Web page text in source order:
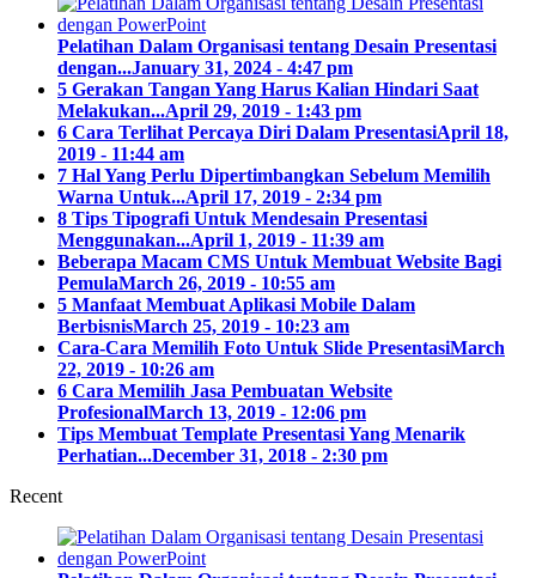
Pelatihan Dalam Organisasi tentang Desain Presentasi
dengan...January 31, 2024 - 4:47 pm
5 Gerakan Tangan Yang Harus Kalian Hindari Saat
Melakukan...April 29, 2019 - 1:43 pm
6 Cara Terlihat Percaya Diri Dalam PresentasiApril 18,
2019 - 11:44 am
7 Hal Yang Perlu Dipertimbangkan Sebelum Memilih
Warna Untuk...April 17, 2019 - 2:34 pm
8 Tips Tipografi Untuk Mendesain Presentasi
Menggunakan...April 1, 2019 - 11:39 am
Beberapa Macam CMS Untuk Membuat Website Bagi
PemulaMarch 26, 2019 - 10:55 am
5 Manfaat Membuat Aplikasi Mobile Dalam
BerbisnisMarch 25, 2019 - 10:23 am
Cara-Cara Memilih Foto Untuk Slide PresentasiMarch
22, 2019 - 10:26 am
6 Cara Memilih Jasa Pembuatan Website
ProfesionalMarch 13, 2019 - 12:06 pm
Tips Membuat Template Presentasi Yang Menarik
Perhatian...December 31, 2018 - 2:30 pm
Recent